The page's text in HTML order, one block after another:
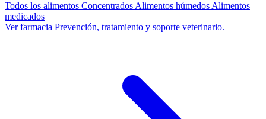
Todos los alimentos Concentrados Alimentos húmedos Alimentos
medicados
Ver farmacia Prevención, tratamiento y soporte veterinario.